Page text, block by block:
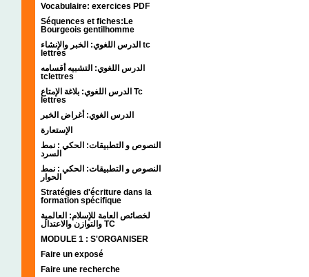
Vocabulaire: exercices PDF
Séquences et fiches:Le
Bourgeois gentilhomme
الدرس اللغوي: الخبر والإنشاء tc
lettres
الدرس اللغوي: التشبيه أقسامه
tclettres
الدرس اللغوي: بلاغة الإمتاع Tc
lettres
الدرس الغوي: أغراض الخبر
الإستعارة
النصوص و التطبيقات: الحكي : نمط
السرد
النصوص و التطبيقات: الحكي : نمط
الحوار
Stratégies d'écriture dans la
formation spécifique
لخصائص العامة للإسلام: العالمية
والتوازن والاعتدال TC
MODULE 1 : S'ORGANISER
Faire un exposé
Faire une recherche